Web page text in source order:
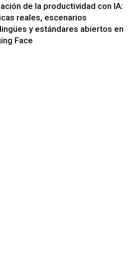
de la productividad con IA:
reales, escenarios
y estándares abiertos en
Face